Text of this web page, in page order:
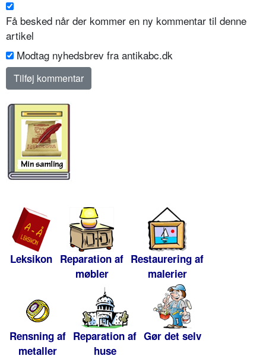
Få besked når der kommer en ny kommentar til denne
artikel
Modtag nyhedsbrev fra antikabc.dk
Leksikon Reparation af
møbler
Restaurering af
malerier
Rensning af
metaller
Reparation af
huse
Gør det selv